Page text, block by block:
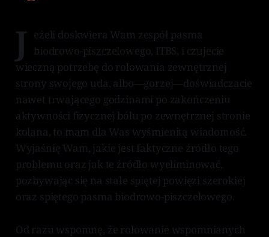
J eżeli doskwiera Wam zespół pasma
biodrowo-piszczelowego, ITBS, i czujecie
wieczną potrzebę do rolowania zewnętrznej
strony swojego uda, albo—gorzej—doświadczacie
nawet trwającego godzinami po zakończeniu
aktywności fizycznej bólu po zewnętrznej stronie
kolana, to mam dla Was wyśmienitą wiadomość.
Wyjaśnię Wam, jakie jest faktyczne źródło tego
problemu oraz jak te źródło wyeliminować,
pozbywając się na stałe spiętej powięzi szerokiej
oraz spiętego pasma biodrowo-piszczelowego.
Od razu wspomnę, że rolowanie wspomnianych